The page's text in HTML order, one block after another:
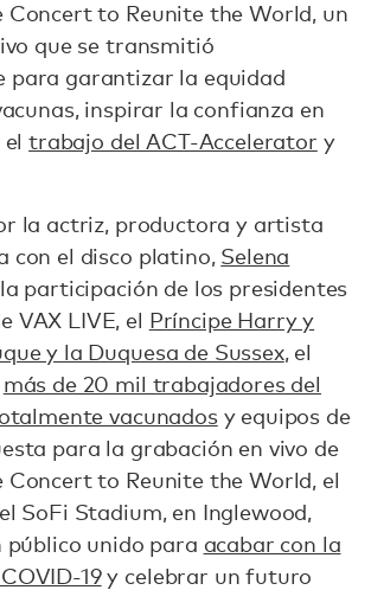
Concert to Reunite the World, un
que se transmitió
para garantizar la equidad
inspirar la confianza en
eltrabajo del ACT-Accelerator y
la actriz, productora y artista
con el disco platino, Selena
participación de los presidentes
VAX LIVE, el Príncipe Harry y
y la Duquesa de Sussex, el
más de 20 mil trabajadores del
vacunadosy equipos de
para la grabación en vivo de
Concert to Reunite the World, el
SoFi Stadium, en Inglewood,
unido para acabar con la
19y celebrar un futuro